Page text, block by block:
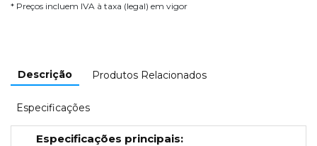
* Preços incluem IVA à taxa (legal) em vigor
Descrição Produtos Relacionados
Especificações
Especificações principais: